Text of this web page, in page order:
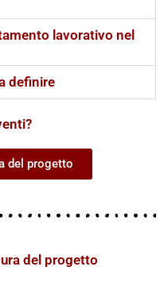
lavorativo nel
definire
del progetto
del progetto